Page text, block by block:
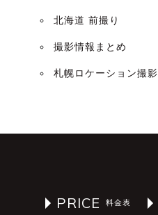
北海道 前撮り
撮影情報まとめ
札幌ロケーション撮影
PRICE